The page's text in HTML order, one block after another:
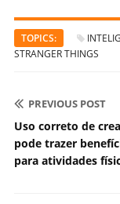
TOPICS:
STRANGER THINGS
PREVIOUS POST
Uso correto de
pode trazer
para atividades